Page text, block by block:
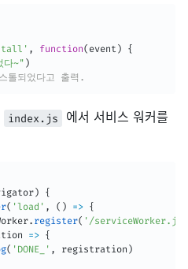
, function( event )
{
다~" )
되었다고 출력.
index.js
에서 서비스 워커를
)
{
( 'load' , ( ) => {
. register( '/serviceWorker.js'
=> {
( 'DONE_' , registration )